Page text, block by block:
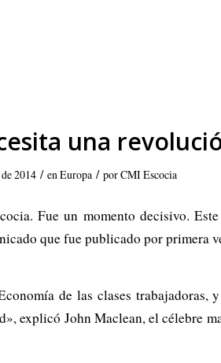
una
2014 / enEuropa / porCMI Escocia
Fue un momento decisivo.
que fue publicado por primera
de las clases trabajadoras,
explicó John Maclean, el célebre